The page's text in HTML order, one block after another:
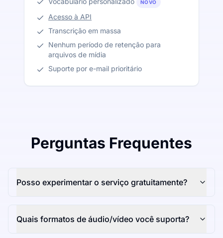
NOVO
Acesso à API
Transcrição em massa
Nenhum período de retenção para
arquivos de mídia
Suporte por e-mail prioritário
Perguntas Frequentes
Posso experimentar o serviço gratuitamente?
Quais formatos de áudio/vídeo você suporta?